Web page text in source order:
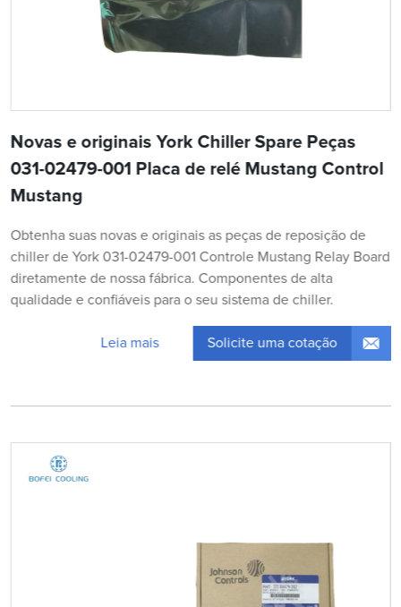
Novas e originais York Chiller Spare Peças
031-02479-001 Placa de relé Mustang Control
Mustang
Obtenha suas novas e originais as peças de reposição de
chiller de York 031-02479-001 Controle Mustang Relay Board
diretamente de nossa fábrica. Componentes de alta
qualidade e confiáveis para o seu sistema de chiller.
Leia mais Solicite uma cotação